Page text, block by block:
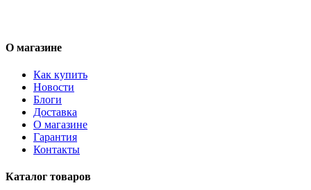
О магазине
Как купить
Новости
Блоги
Доставка
О магазине
Гарантия
Контакты
Каталог товаров